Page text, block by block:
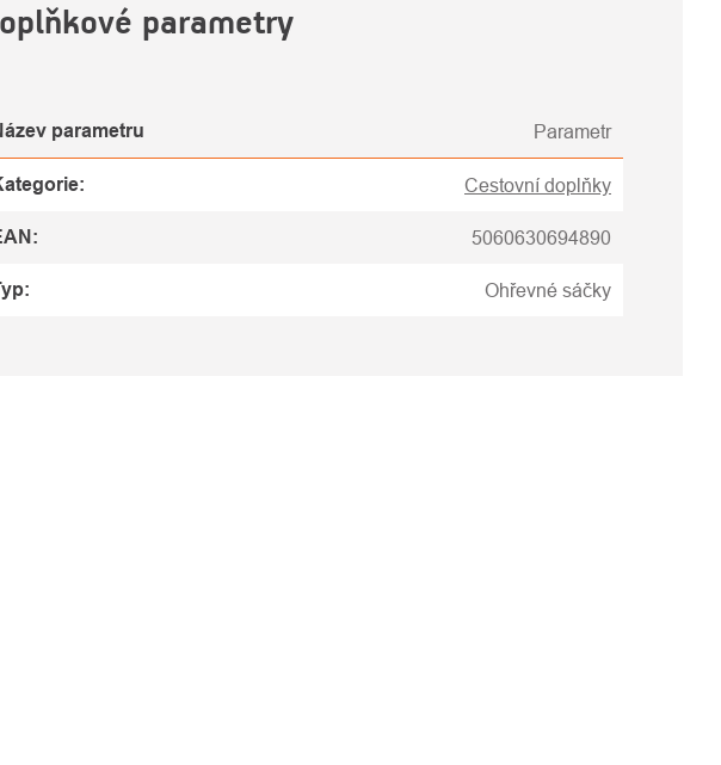
parametry
parametru Parametr
: Cestovní doplňky
: 5060630694890
: Ohřevné sáčky